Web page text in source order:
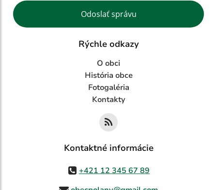
Google reCaptcha Response
Odoslať správu
Rýchle odkazy
O obci
História obce
Fotogaléria
Kontakty
Kontaktné informácie
+421 12 345 67 89